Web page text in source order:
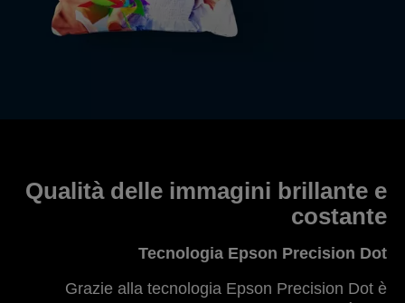
Qualità delle immagini brillante e
costante
Tecnologia Epson Precision Dot
Grazie alla tecnologia Epson Precision Dot è